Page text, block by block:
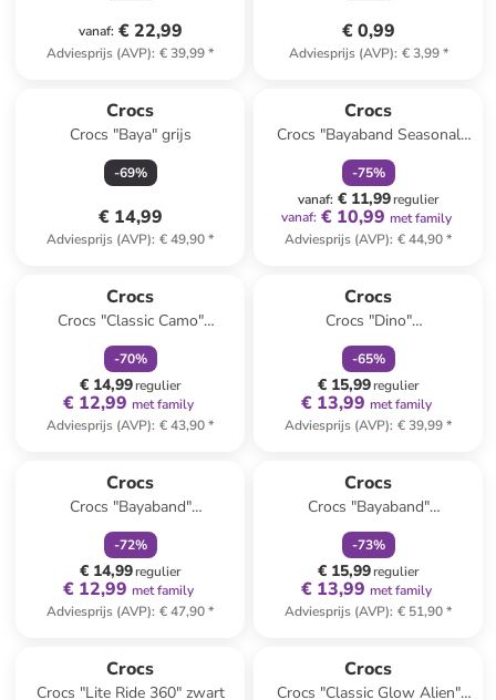
vanaf: € 22,99
Adviesprijs (AVP): € 39,99*
€ 0,99
Adviesprijs (AVP): € 3,99*
Crocs
Crocs "Baya" grijs
-69%
€ 14,99
Adviesprijs (AVP): € 49,90*
Crocs
Crocs "Bayaband Seasonal
Printed" grijs/zwart/rood
-75%
vanaf: € 11,99regulier
vanaf: € 10,99 met family
Adviesprijs (AVP): € 44,90*
Crocs
Crocs "Classic Camo"
grijs/zwart
-70%
€ 14,99regulier
€ 12,99 met family
Adviesprijs (AVP): € 43,90*
Crocs
Crocs "Dino"
zwart/meerkleurig
-65%
€ 15,99regulier
€ 13,99 met family
Adviesprijs (AVP): € 39,99*
Crocs
Crocs "Bayaband"
grijs/citroengroen
-72%
€ 14,99regulier
€ 12,99 met family
Adviesprijs (AVP): € 47,90*
Crocs
Crocs "Bayaband"
zwart/lichtblauw
-73%
€ 15,99regulier
€ 13,99 met family
Adviesprijs (AVP): € 51,90*
Crocs
Crocs "Lite Ride 360" zwart
Crocs
Crocs "Classic Glow Alien"